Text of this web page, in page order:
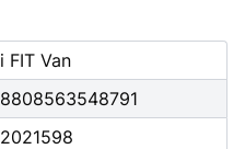
i FIT Van
8808563548791
2021598